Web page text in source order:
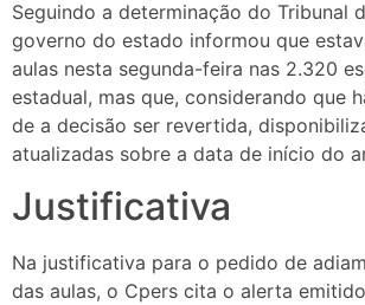
Seguindo a determinação do Tribunal
governo do estado informou que
aulas nesta segunda-feira nas 2.320
estadual, mas que, considerando que
de a decisão ser revertida,
atualizadas sobre a data de início do
Justificativa
Na justificativa para o pedido de
das aulas, o Cpers cita o alerta